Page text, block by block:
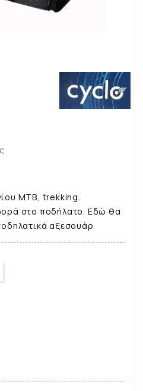
ΜΤB, trekking.
στο ποδήλατο. Εδώ θα
αξεσουάρ